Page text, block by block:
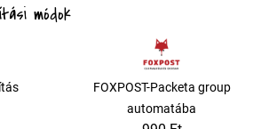
módok
FOXPOST-Packeta group
automatába